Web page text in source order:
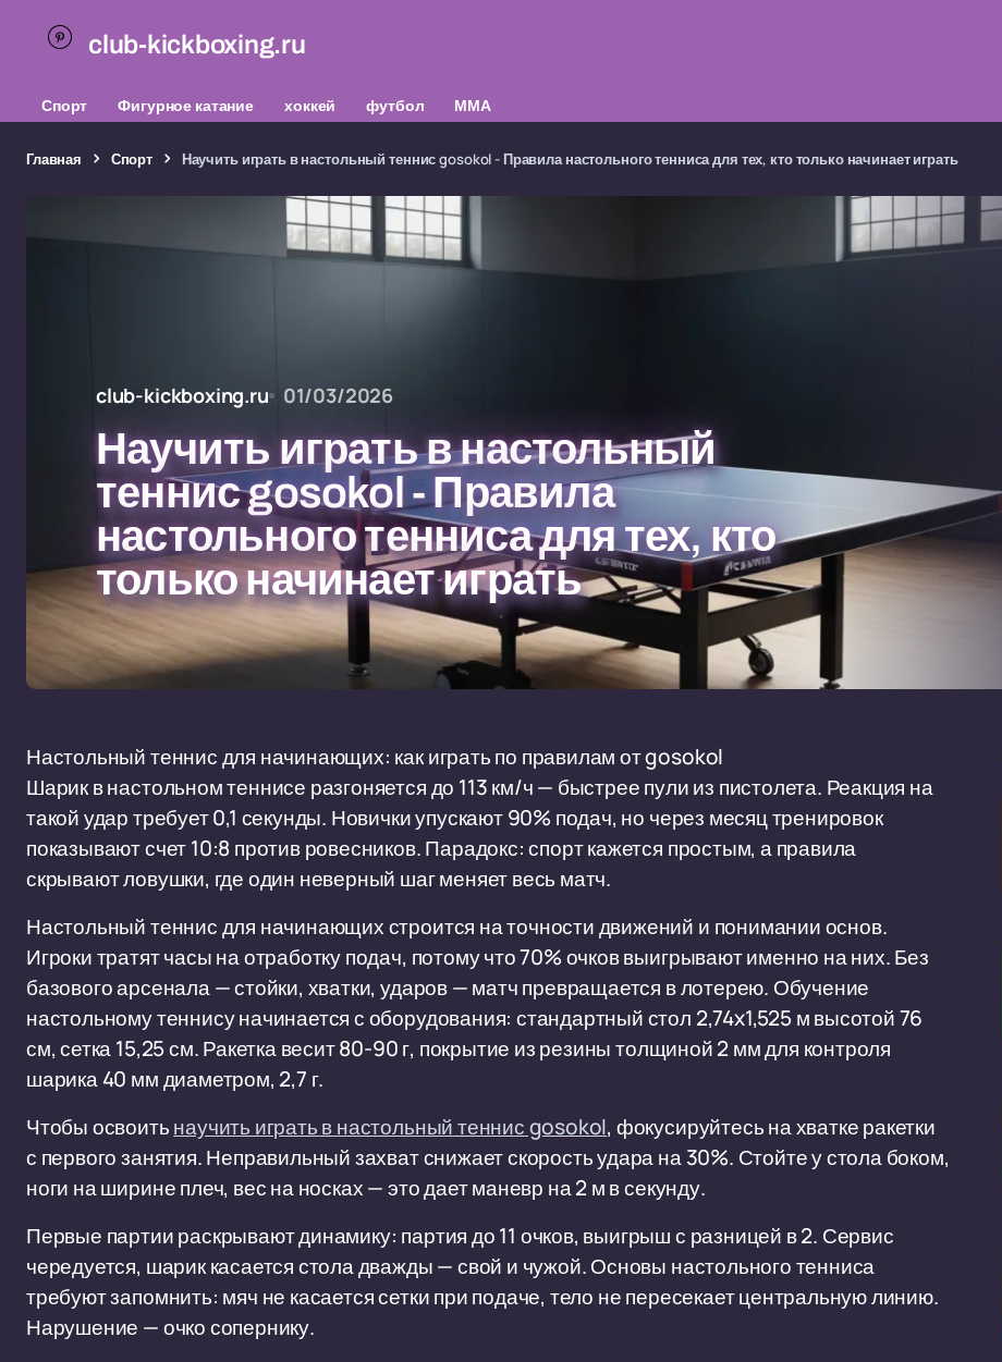
club-kickboxing.ru
Спорт Фигурное катание хоккей футбол ММА
Главная Спорт Научить играть в настольный теннис gosokol - Правила настольного тенниса для тех, кто только начинает играть
club-kickboxing.ru 01/03/2026
Научить играть в настольный
теннис gosokol - Правила
настольного тенниса для тех, кто
только начинает играть
Настольный теннис для начинающих: как играть по правилам от gosokol
Шарик в настольном теннисе разгоняется до 113 км/ч — быстрее пули из пистолета. Реакция на
такой удар требует 0,1 секунды. Новички упускают 90% подач, но через месяц тренировок
показывают счет 10:8 против ровесников. Парадокс: спорт кажется простым, а правила
скрывают ловушки, где один неверный шаг меняет весь матч.
Настольный теннис для начинающих строится на точности движений и понимании основ.
Игроки тратят часы на отработку подач, потому что 70% очков выигрывают именно на них. Без
базового арсенала — стойки, хватки, ударов — матч превращается в лотерею. Обучение
настольному теннису начинается с оборудования: стандартный стол 2,74x1,525 м высотой 76
см, сетка 15,25 см. Ракетка весит 80-90 г, покрытие из резины толщиной 2 мм для контроля
шарика 40 мм диаметром, 2,7 г.
Чтобы освоитьнаучить играть в настольный теннис gosokol, фокусируйтесь на хватке ракетки
с первого занятия. Неправильный захват снижает скорость удара на 30%. Стойте у стола боком,
ноги на ширине плеч, вес на носках — это дает маневр на 2 м в секунду.
Первые партии раскрывают динамику: партия до 11 очков, выигрыш с разницей в 2. Сервис
чередуется, шарик касается стола дважды — свой и чужой. Основы настольного тенниса
требуют запомнить: мяч не касается сетки при подаче, тело не пересекает центральную линию.
Нарушение — очко сопернику.